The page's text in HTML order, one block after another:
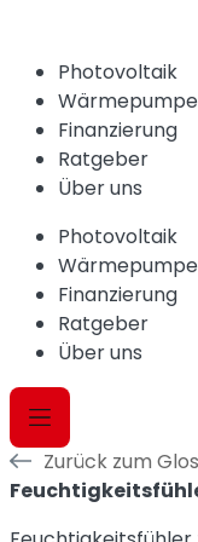
Photovoltaik
Finanzierung
Ratgeber
Über uns
Photovoltaik
Finanzierung
Ratgeber
Über uns
Zurück zum